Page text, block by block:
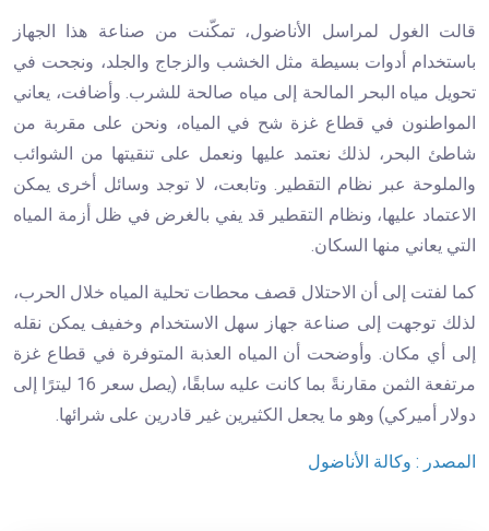
قالت الغول لمراسل الأناضول، تمكّنت من صناعة هذا الجهاز
باستخدام أدوات بسيطة مثل الخشب والزجاج والجلد، ونجحت في
تحويل مياه البحر المالحة إلى مياه صالحة للشرب. وأضافت، يعاني
المواطنون في قطاع غزة شح في المياه، ونحن على مقربة من
شاطئ البحر، لذلك نعتمد عليها ونعمل على تنقيتها من الشوائب
والملوحة عبر نظام التقطير. وتابعت، لا توجد وسائل أخرى يمكن
الاعتماد عليها، ونظام التقطير قد يفي بالغرض في ظل أزمة المياه
التي يعاني منها السكان.
كما لفتت إلى أن الاحتلال قصف محطات تحلية المياه خلال الحرب،
لذلك توجهت إلى صناعة جهاز سهل الاستخدام وخفيف يمكن نقله
إلى أي مكان. وأوضحت أن المياه العذبة المتوفرة في قطاع غزة
مرتفعة الثمن مقارنةً بما كانت عليه سابقًا، (يصل سعر 16 ليترًا إلى
دولار أميركي) وهو ما يجعل الكثيرين غير قادرين على شرائها.
المصدر : وكالة الأناضول